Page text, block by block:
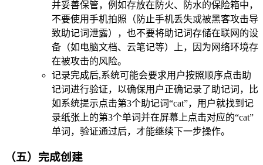
并妥善保管，例如存放在防火、防水的保险箱中，
不要使用手机拍照（防止手机丢失或被黑客攻击导
致助记词泄露），也不要将助记词存储在联网的设
备（如电脑文档、云笔记等）上，因为网络环境存
在被攻击的风险。
记录完成后,系统可能会要求用户按照顺序点击助
记词进行验证，以确保用户正确记录了助记词，比
如系统提示点击第3个助记词“cat”，用户就找到记
录纸张上的第3个单词并在屏幕上点击对应的“cat”
单词，验证通过后，才能继续下一步操作。
（五）完成创建